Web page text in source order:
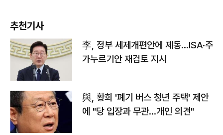
추천기사
李, 정부 세제개편안에 제동…ISA·주
가누르기안 재검토 지시
與, 황희 '폐기 버스 청년 주택' 제안
에 "당 입장과 무관…개인 의견"